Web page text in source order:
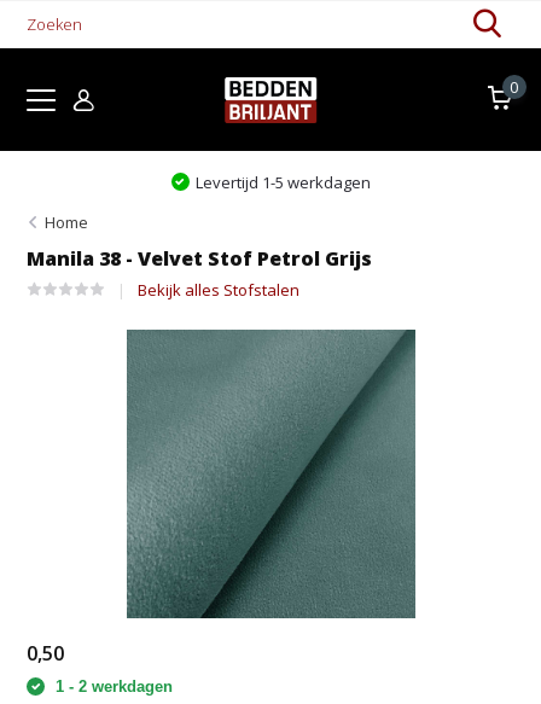
0
Levertijd 1-5 werkdagen
Home
Manila 38 - Velvet Stof Petrol Grijs
Bekijk alles Stofstalen
0,50
1 - 2 werkdagen